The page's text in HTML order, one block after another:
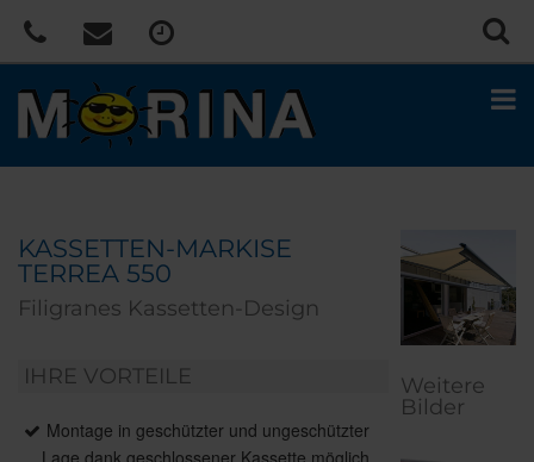
KASSETTEN-MARKISE
TERREA 550
Filigranes Kassetten-Design
IHRE VORTEILE
Montage in geschützter und ungeschützter
Weitere
Bilder